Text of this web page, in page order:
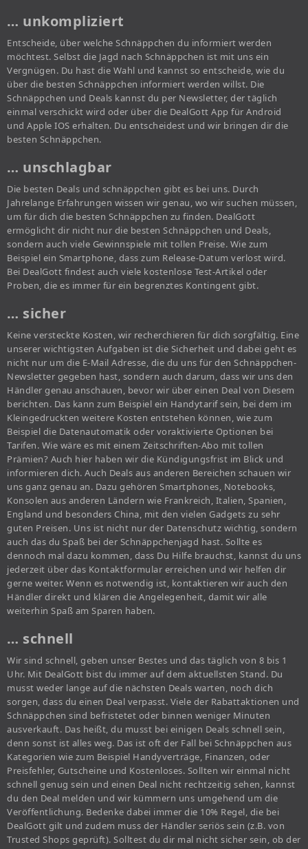
… unkompliziert
Entscheide, über welche Schnäppchen du informiert werden
möchtest. Selbst die Jagd nach Schnäppchen ist mit uns ein
Vergnügen. Du hast die Wahl und kannst so entscheide, wie du
über die besten Schnäppchen informiert werden willst. Die
Schnäppchen und Deals kannst du per Newsletter, der täglich
einmal verschickt wird oder über die DealGott App für Android
und Apple IOS erhalten. Du entscheidest und wir bringen dir die
besten Schnäppchen.
… unschlagbar
Die besten Deals und schnäppchen gibt es bei uns. Durch
Jahrelange Erfahrungen wissen wir genau, wo wir suchen müssen,
um für dich die besten Schnäppchen zu finden. DealGott
ermöglicht dir nicht nur die besten Schnäppchen und Deals,
sondern auch viele Gewinnspiele mit tollen Preise. Wie zum
Beispiel ein Smartphone, dass zum Release-Datum verlost wird.
Bei DealGott findest auch viele kostenlose Test-Artikel oder
Proben, die es immer für ein begrenztes Kontingent gibt.
… sicher
Keine versteckte Kosten, wir recherchieren für dich sorgfältig. Eine
unserer wichtigsten Aufgaben ist die Sicherheit und dabei geht es
nicht nur um die E-Mail Adresse, die du uns für den Schnäppchen-
Newsletter gegeben hast, sondern auch darum, dass wir uns den
Händler genau anschauen, bevor wir über einen Deal von Diesem
berichten. Das kann zum Beispiel ein Handytarif sein, bei dem im
Kleingedruckten weitere Kosten entstehen können, wie zum
Beispiel die Datenautomatik oder voraktivierte Optionen bei
Tarifen. Wie wäre es mit einem Zeitschriften-Abo mit tollen
Prämien? Auch hier haben wir die Kündigungsfrist im Blick und
informieren dich. Auch Deals aus anderen Bereichen schauen wir
uns ganz genau an. Dazu gehören Smartphones, Notebooks,
Konsolen aus anderen Ländern wie Frankreich, Italien, Spanien,
England und besonders China, mit den vielen Gadgets zu sehr
guten Preisen. Uns ist nicht nur der Datenschutz wichtig, sondern
auch das du Spaß bei der Schnäppchenjagd hast. Sollte es
dennoch mal dazu kommen, dass Du Hilfe brauchst, kannst du uns
jederzeit über das Kontaktformular erreichen und wir helfen dir
gerne weiter. Wenn es notwendig ist, kontaktieren wir auch den
Händler direkt und klären die Angelegenheit, damit wir alle
weiterhin Spaß am Sparen haben.
… schnell
Wir sind schnell, geben unser Bestes und das täglich von 8 bis 1
Uhr. Mit DealGott bist du immer auf dem aktuellsten Stand. Du
musst weder lange auf die nächsten Deals warten, noch dich
sorgen, dass du einen Deal verpasst. Viele der Rabattaktionen und
Schnäppchen sind befristetet oder binnen weniger Minuten
ausverkauft. Das heißt, du musst bei einigen Deals schnell sein,
denn sonst ist alles weg. Das ist oft der Fall bei Schnäppchen aus
Kategorien wie zum Beispiel Handyverträge, Finanzen, oder
Preisfehler, Gutscheine und Kostenloses. Sollten wir einmal nicht
schnell genug sein und einen Deal nicht rechtzeitig sehen, kannst
du den Deal melden und wir kümmern uns umgehend um die
Veröffentlichung. Bedenke dabei immer die 10% Regel, die bei
DealGott gilt und zudem muss der Händler seriös sein (z.B. von
Trusted Shops geprüft). Solltest du dir mal nicht sicher sein, ob der